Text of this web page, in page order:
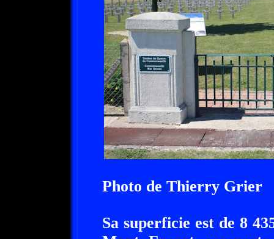
Photo de Thierry Grier
Sa superficie est de 8